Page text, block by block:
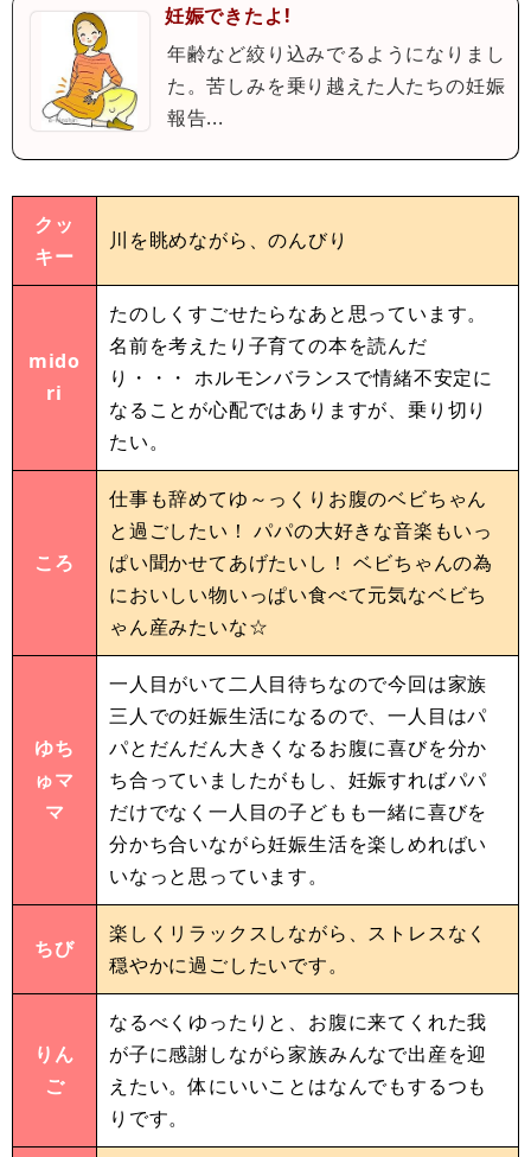
妊娠できたよ!
年齢など絞り込みでるようになりまし
た。苦しみを乗り越えた人たちの妊娠
報告...
クッ
キー
川を眺めながら、のんびり
mido
ri
たのしくすごせたらなあと思っています。
名前を考えたり子育ての本を読んだ
り・・・ ホルモンバランスで情緒不安定に
なることが心配ではありますが、乗り切り
たい。
ころ
仕事も辞めてゆ～っくりお腹のベビちゃん
と過ごしたい！ パパの大好きな音楽もいっ
ぱい聞かせてあげたいし！ ベビちゃんの為
においしい物いっぱい食べて元気なベビち
ゃん産みたいな☆
ゆち
ゅマ
マ
一人目がいて二人目待ちなので今回は家族
三人での妊娠生活になるので、一人目はパ
パとだんだん大きくなるお腹に喜びを分か
ち合っていましたがもし、妊娠すればパパ
だけでなく一人目の子どもも一緒に喜びを
分かち合いながら妊娠生活を楽しめればい
いなっと思っています。
ちび
楽しくリラックスしながら、ストレスなく
穏やかに過ごしたいです。
りん
ご
なるべくゆったりと、お腹に来てくれた我
が子に感謝しながら家族みんなで出産を迎
えたい。体にいいことはなんでもするつも
りです。